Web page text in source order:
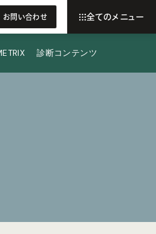
お問い合わせ 全てのメニュー
診断コンテンツ